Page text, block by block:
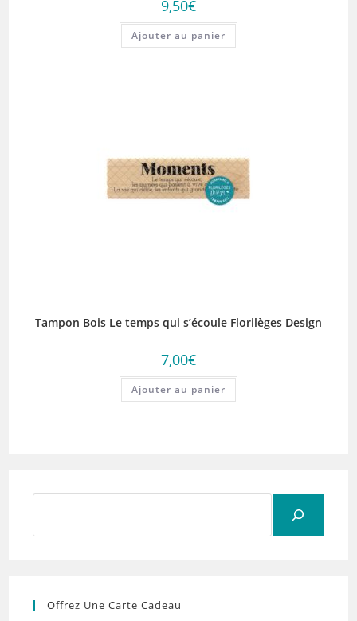
9,50€
Ajouter au panier
Tampon Bois Le temps qui s’écoule Florilèges Design
7,00€
Ajouter au panier
Offrez Une Carte Cadeau